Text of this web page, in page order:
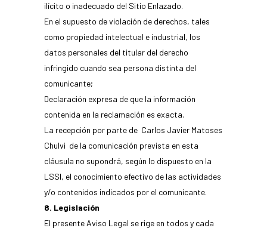
ilícito o inadecuado del Sitio Enlazado.
En el supuesto de violación de derechos, tales
como propiedad intelectual e industrial, los
datos personales del titular del derecho
infringido cuando sea persona distinta del
comunicante;
Declaración expresa de que la información
contenida en la reclamación es exacta.
La recepción por parte de Carlos Javier Matoses
Chulvi de la comunicación prevista en esta
cláusula no supondrá, según lo dispuesto en la
LSSI, el conocimiento efectivo de las actividades
y/o contenidos indicados por el comunicante.
8. Legislación
El presente Aviso Legal se rige en todos y cada